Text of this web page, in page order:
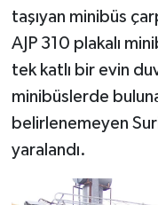
taşıyan minibüs
AJP 310 plakalı
tek katlı bir evin
minibüslerde
belirlenemeyen
yaralandı.